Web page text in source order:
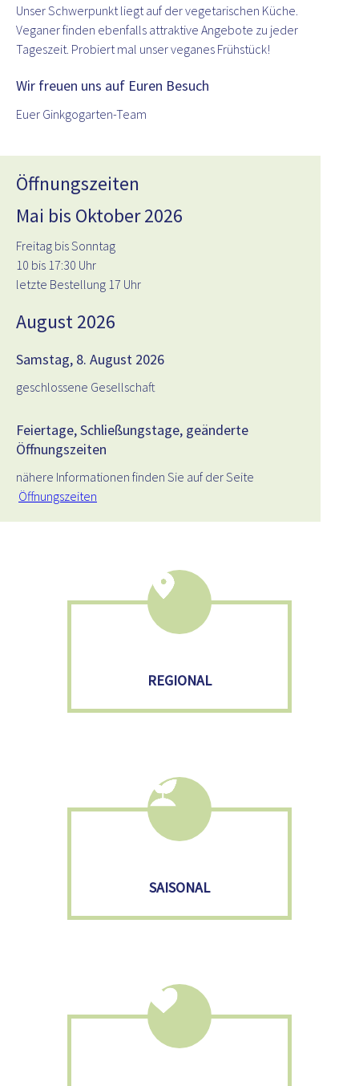
Unser Schwerpunkt liegt auf der vegetarischen Küche.
Veganer finden ebenfalls attraktive Angebote zu jeder
Tageszeit. Probiert mal unser veganes Frühstück!
Wir freuen uns auf Euren Besuch
Euer Ginkgogarten-Team
Öffnungszeiten
Mai bis Oktober 2026
Freitag bis Sonntag
10 bis 17:30 Uhr
letzte Bestellung 17 Uhr
August 2026
Samstag, 8. August 2026
geschlossene Gesellschaft
Feiertage, Schließungstage, geänderte
Öffnungszeiten
nähere Informationen finden Sie auf der Seite
Öffnungszeiten
REGIONAL
SAISONAL